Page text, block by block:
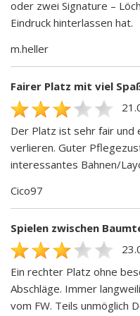
oder zwei Signature –
Eindruck hinterlassen hat.
m.heller
Fairer Platz mit viel
Der Platz ist sehr fair und
verlieren. Guter
interessantes Bahnen/
Cico97
Spielen zwischen
Ein rechter Platz ohne
Abschläge. Immer
vom FW. Teils unmöglich